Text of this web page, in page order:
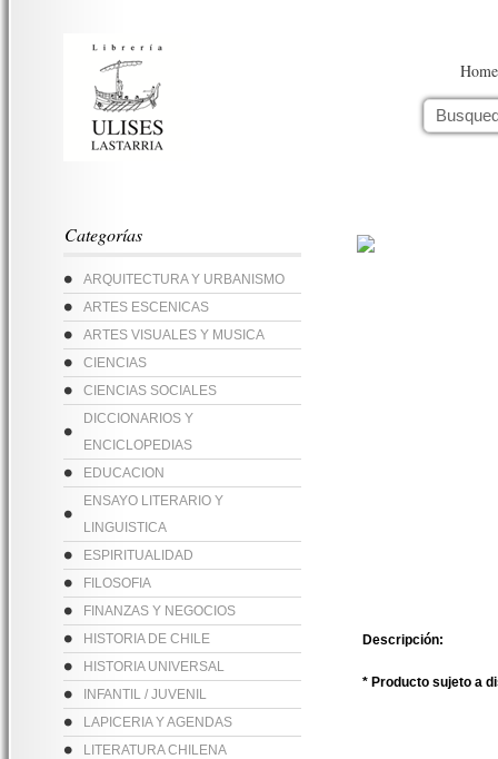
Home
Categorías
ARQUITECTURA Y URBANISMO
ARTES ESCENICAS
ARTES VISUALES Y MUSICA
CIENCIAS
CIENCIAS SOCIALES
DICCIONARIOS Y
ENCICLOPEDIAS
EDUCACION
ENSAYO LITERARIO Y
LINGUISTICA
ESPIRITUALIDAD
FILOSOFIA
FINANZAS Y NEGOCIOS
HISTORIA DE CHILE
HISTORIA UNIVERSAL
INFANTIL / JUVENIL
LAPICERIA Y AGENDAS
LITERATURA CHILENA
Descripción:
* Producto sujeto a